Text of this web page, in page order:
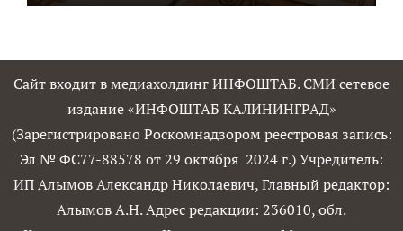
Сайт входит в медиахолдинг ИНФОШТАБ. СМИ сетевое
издание «ИНФОШТАБ КАЛИНИНГРАД»
(Зарегистрировано Роскомнадзором реестровая запись:
Эл № ФС77-88578 от 29 октября 2024 г.) Учредитель:
ИП Алымов Александр Николаевич, Главный редактор:
Алымов А.Н. Адрес редакции: 236010, обл.